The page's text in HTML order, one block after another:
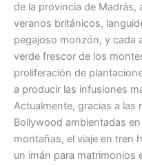
de la provincia de
veranos británicos,
pegajoso monzón, y cada
verde frescor de los
proliferación de
a producir las infusiones
Actualmente, gracias a las
Bollywood ambientadas
montañas, el viaje en tren
un imán para matrimonios